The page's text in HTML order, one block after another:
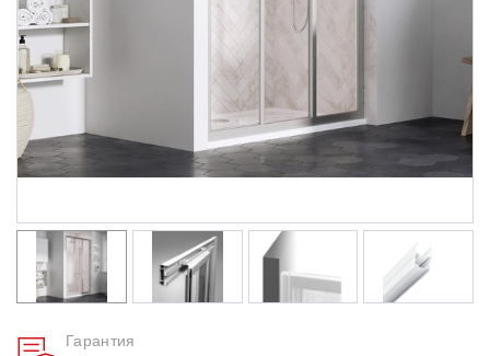
Умывальники
Гарантия